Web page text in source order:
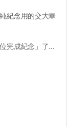
紀念用的交大畢
完成紀念」了...